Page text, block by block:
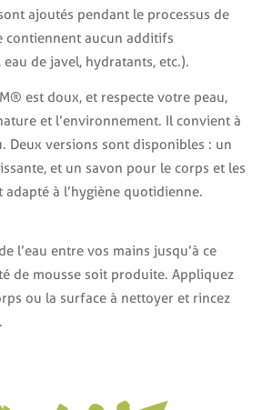
ajoutés pendant le processus de
contiennent aucun additifs
de javel, hydratants, etc.).
est doux, et respecte votre peau,
et l’environnement. Il convient à
Deux versions sont disponibles : un
et un savon pour le corps et les
à l’hygiène quotidienne.
l’eau entre vos mains jusqu’à ce
de mousse soit produite. Appliquez
ou la surface à nettoyer et rincez